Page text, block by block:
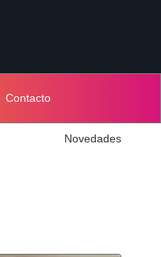
Contacto
Novedades